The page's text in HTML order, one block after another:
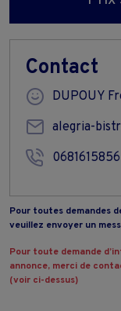
Contact
DUPOUY
alegria-
0681615856
Pour toutes demandes
veuillez envoyer un
Pour toute demande
annonce, merci de
(voir ci-dessus)